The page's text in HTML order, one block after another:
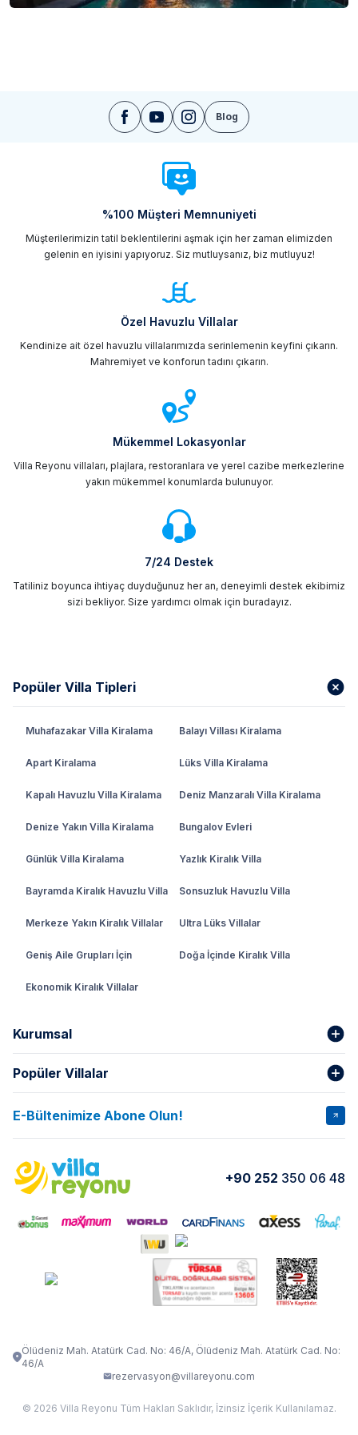
Blog
%100 Müşteri Memnuniyeti
Müşterilerimizin tatil beklentilerini aşmak için her zaman elimizden
gelenin en iyisini yapıyoruz. Siz mutluysanız, biz mutluyuz!
Özel Havuzlu Villalar
Kendinize ait özel havuzlu villalarımızda serinlemenin keyfini çıkarın.
Mahremiyet ve konforun tadını çıkarın.
Mükemmel Lokasyonlar
Villa Reyonu villaları, plajlara, restoranlara ve yerel cazibe merkezlerine
yakın mükemmel konumlarda bulunuyor.
7/24 Destek
Tatiliniz boyunca ihtiyaç duyduğunuz her an, deneyimli destek ekibimiz
sizi bekliyor. Size yardımcı olmak için buradayız.
Popüler Villa Tipleri
Muhafazakar Villa Kiralama Balayı Villası Kiralama
Apart Kiralama Lüks Villa Kiralama
Kapalı Havuzlu Villa Kiralama Deniz Manzaralı Villa Kiralama
Denize Yakın Villa Kiralama Bungalov Evleri
Günlük Villa Kiralama Yazlık Kiralık Villa
Bayramda Kiralık Havuzlu Villa Sonsuzluk Havuzlu Villa
Merkeze Yakın Kiralık Villalar Ultra Lüks Villalar
Geniş Aile Grupları İçin Doğa İçinde Kiralık Villa
Ekonomik Kiralık Villalar
Kurumsal
Hakkımızda
İptal Şartları Banka Hesapları
Kurumsal Blog
Yorumlar Nasıl Kiralarım
Popüler Villalar
VİLLA SALKIM VİLLA SLAY 1
VİLLA OLENNA 1 VİLLA MERT
VILLA ADRIMA 1
VİLLA TİAMO VİLLA ZEYTİN DALI
VILLA ELMALI
E-Bültenimize Abone Olun!
+90 252 350 06 48
Ölüdeniz Mah. Atatürk Cad. No: 46/A, Ölüdeniz Mah. Atatürk Cad. No:
46/A
rezervasyon@villareyonu.com
© 2026 Villa Reyonu Tüm Hakları Saklıdır, İzinsiz İçerik Kullanılamaz.